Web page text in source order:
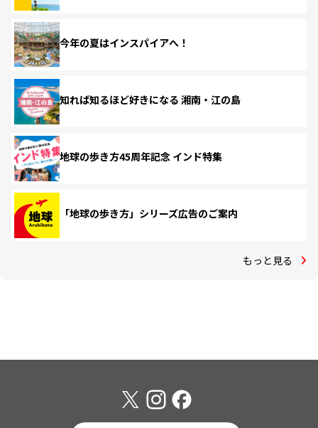
今年の夏はインスパイアへ！
知れば知るほど好きになる 湘南・江の島
地球の歩き方45周年記念 インド特集
「地球の歩き方」シリーズ広告のご案内
もっと見る